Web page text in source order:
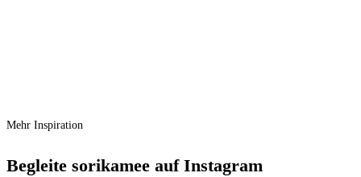
Mehr Inspiration
Begleite sorikamee auf Instagram